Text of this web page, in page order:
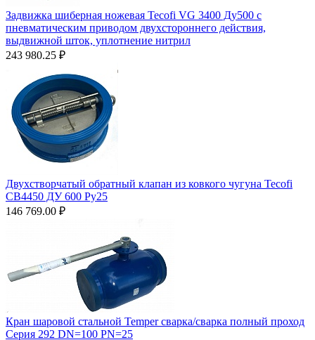
Задвижка шиберная ножевая Tecofi VG 3400 Ду500 с
пневматическим приводом двухстороннего действия,
выдвижной шток, уплотнение нитрил
243 980.25 ₽
Двухстворчатый обратный клапан из ковкого чугуна Tecofi
CB4450 ДУ 600 Ру25
146 769.00 ₽
Кран шаровой стальной Temper сварка/сварка полный проход
Серия 292 DN=100 PN=25